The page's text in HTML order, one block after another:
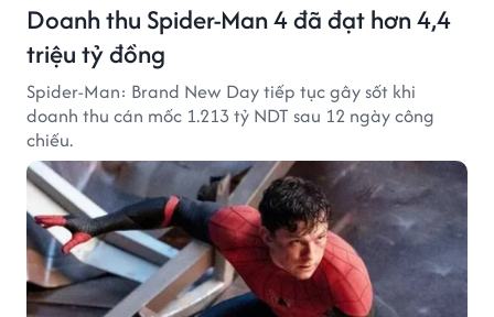
Doanh thu Spider-Man 4 đã đạt hơn 4,4
triệu tỷ đồng
Spider-Man: Brand New Day tiếp tục gây sốt khi
doanh thu cán mốc 1.213 tỷ NDT sau 12 ngày công
chiếu.